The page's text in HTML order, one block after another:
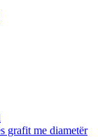
grafit me diametër